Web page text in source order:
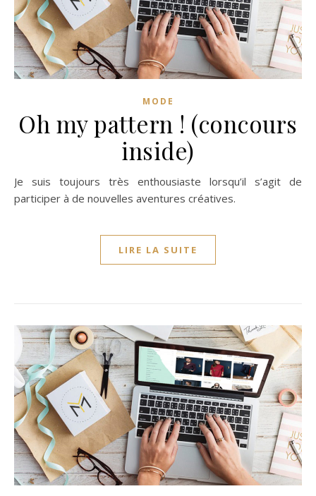
MODE
Oh my pattern ! (concours
inside)
Je suis toujours très enthousiaste lorsqu’il s’agit de
participer à de nouvelles aventures créatives.
LIRE LA SUITE